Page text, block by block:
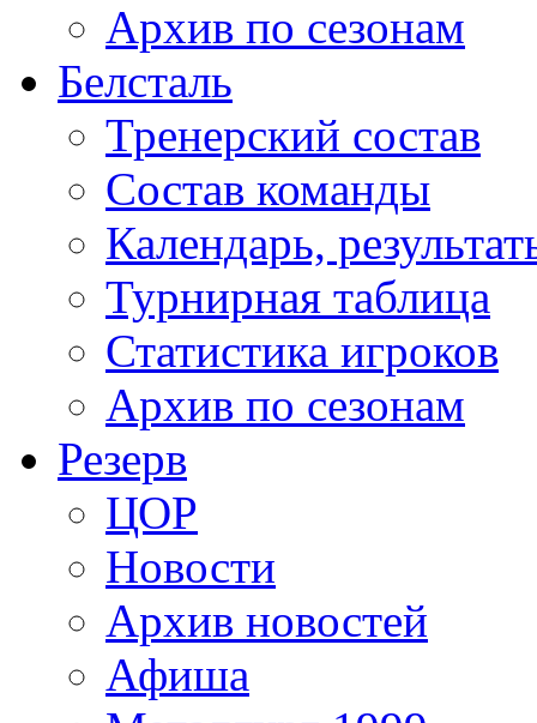
Архив по сезонам
Белсталь
Тренерский состав
Состав команды
Календарь,
Турнирная таблица
Статистика игроков
Архив по сезонам
Резерв
ЦОР
Новости
Архив новостей
Афиша